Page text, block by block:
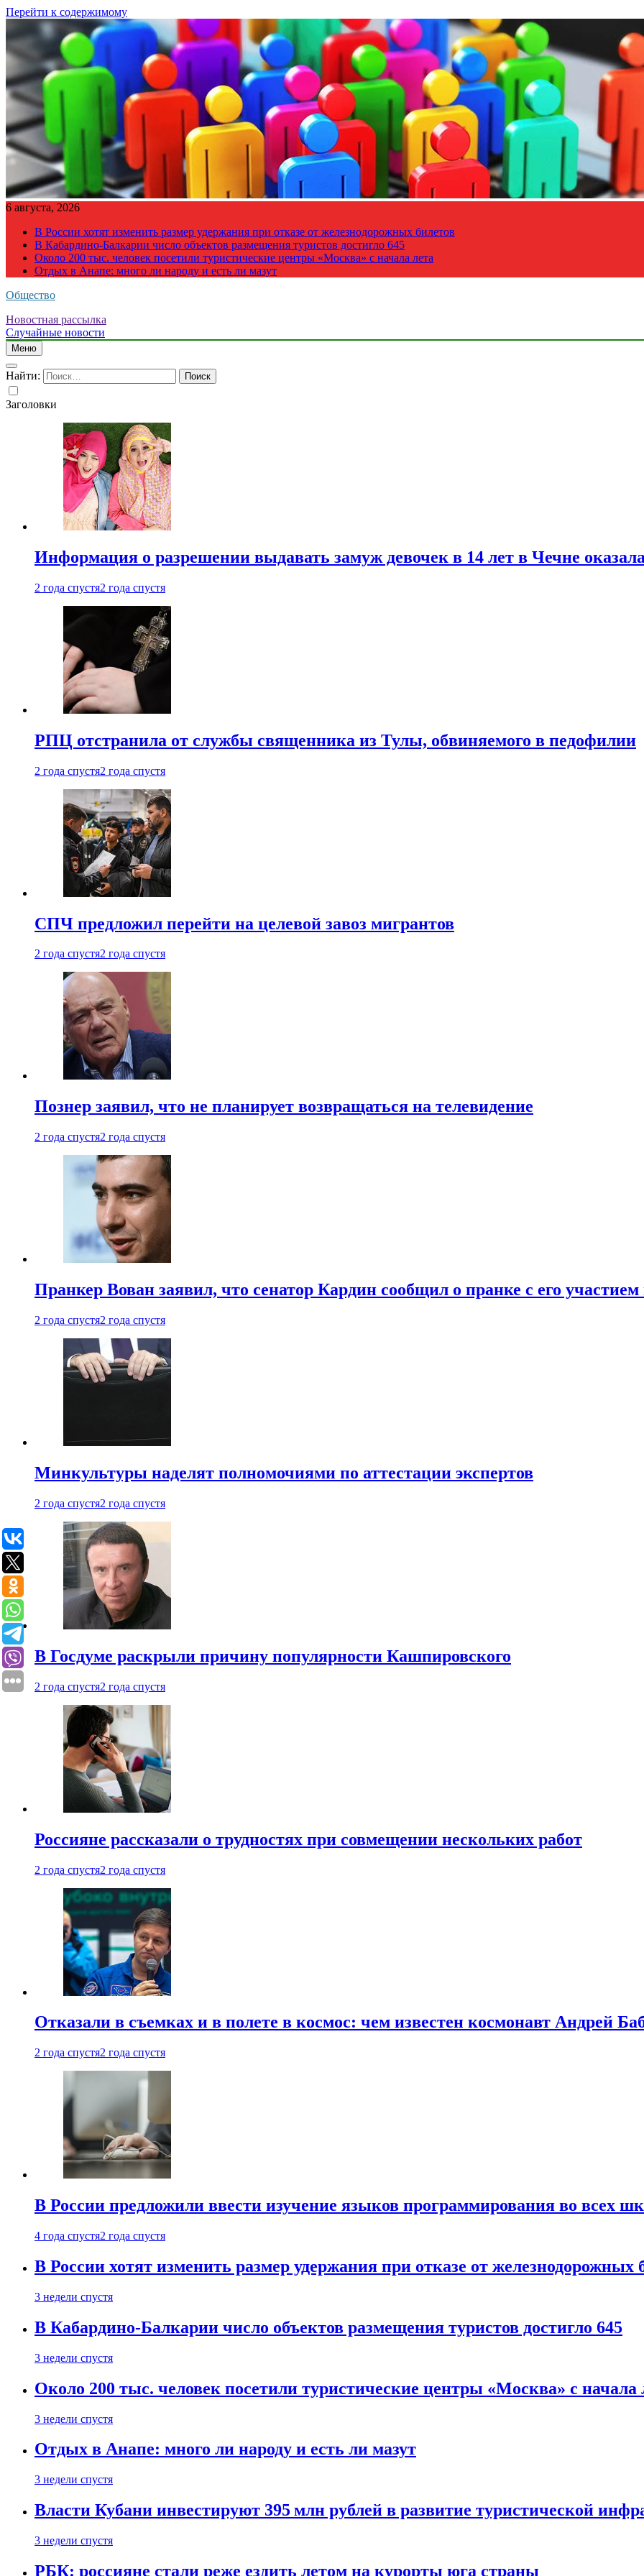
Перейти к содержимому
6 августа, 2026
В России хотят изменить размер удержания при отказе от железнодорожных билетов
В Кабардино-Балкарии число объектов размещения туристов достигло 645
Около 200 тыс. человек посетили туристические центры «Москва» с начала лета
Отдых в Анапе: много ли народу и есть ли мазут
Общество
Новостная рассылка
Случайные новости
Меню
Найти:
Заголовки
Информация о разрешении выдавать замуж девочек в 14 лет в Чечне
2 года спустя2 года спустя
РПЦ отстранила от службы священника из Тулы, обвиняемого в педофилии
2 года спустя2 года спустя
СПЧ предложил перейти на целевой завоз мигрантов
2 года спустя2 года спустя
Познер заявил, что не планирует возвращаться на телевидение
2 года спустя2 года спустя
Пранкер Вован заявил, что сенатор Кардин сообщил о пранке с его
2 года спустя2 года спустя
Минкультуры наделят полномочиями по аттестации экспертов
2 года спустя2 года спустя
В Госдуме раскрыли причину популярности Кашпировского
2 года спустя2 года спустя
Россияне рассказали о трудностях при совмещении нескольких работ
2 года спустя2 года спустя
Отказали в съемках и в полете в космос: чем известен космонавт Андрей
2 года спустя2 года спустя
В России предложили ввести изучение языков программирования во всех
4 года спустя2 года спустя
В России хотят изменить размер удержания при отказе от железнодорожных
3 недели спустя
В Кабардино-Балкарии число объектов размещения туристов достигло 645
3 недели спустя
Около 200 тыс. человек посетили туристические центры «Москва» с начала
3 недели спустя
Отдых в Анапе: много ли народу и есть ли мазут
3 недели спустя
Власти Кубани инвестируют 395 млн рублей в развитие туристической
3 недели спустя
РБК: россияне стали реже ездить летом на курорты юга страны